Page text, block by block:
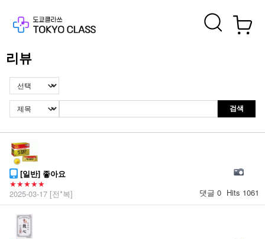
리뷰
검색
댓글 0 Hits 1061
[일반] 좋아요
★★★★★
2025-03-17 [전*복]